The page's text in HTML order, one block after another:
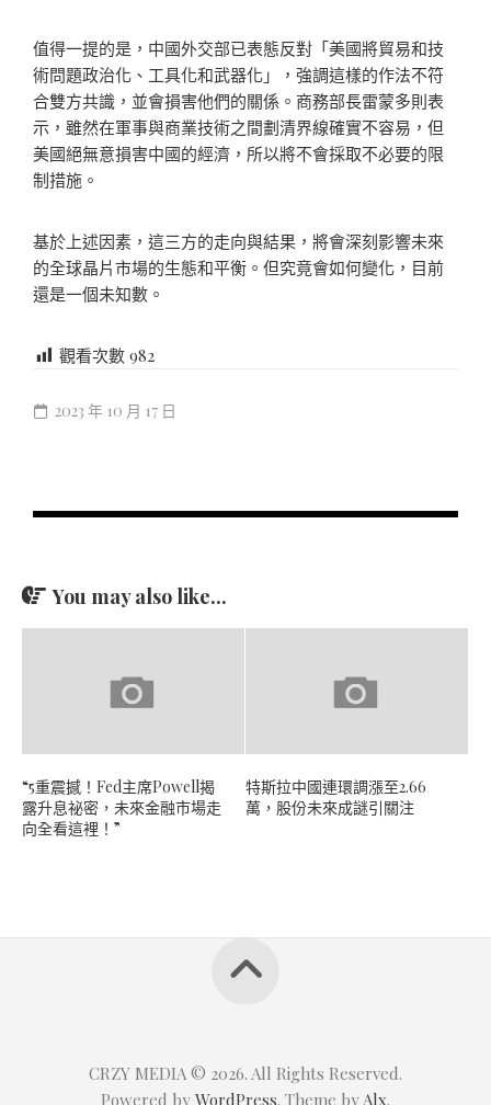
值得一提的是，中國外交部已表態反對「美國將貿易和技
術問題政治化、工具化和武器化」，強調這樣的作法不符
合雙方共識，並會損害他們的關係。商務部長雷蒙多則表
示，雖然在軍事與商業技術之間劃清界線確實不容易，但
美國絕無意損害中國的經濟，所以將不會採取不必要的限
制措施。
基於上述因素，這三方的走向與結果，將會深刻影響未來
的全球晶片市場的生態和平衡。但究竟會如何變化，目前
還是一個未知數。
觀看次數 982
2023 年 10 月 17 日
You may also like...
“5重震撼！Fed主席Powell揭
露升息祕密，未來金融市場走
向全看這裡！”
特斯拉中國連環調漲至2.66
萬，股份未來成謎引關注
CRZY MEDIA © 2026. All Rights Reserved.
Powered by WordPress. Theme by Alx.